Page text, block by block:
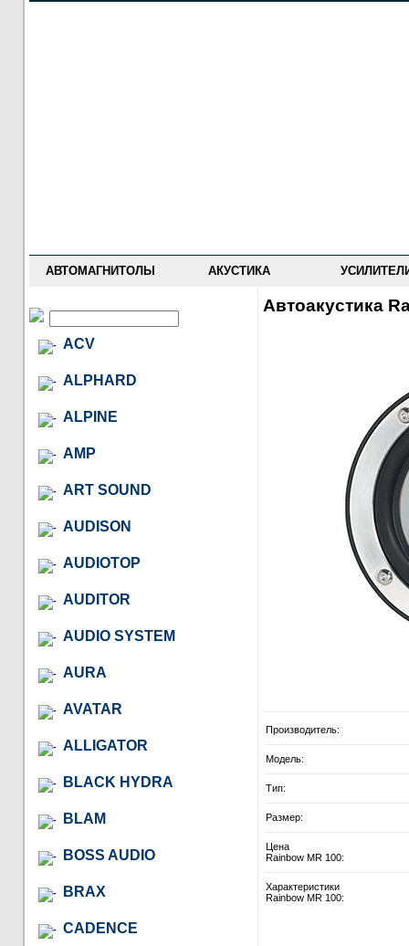
АВТОМАГНИТОЛЫ АКУСТИКА
ACV
ALPHARD
ALPINE
AMP
ART SOUND
AUDISON
AUDIOTOP
AUDITOR
AUDIO SYSTEM
AURA
AVATAR
ALLIGATOR
BLACK HYDRA
BLAM
BOSS AUDIO
BRAX
CADENCE
Автоакустика
Производитель:
Модель:
Тип:
Размер:
Цена
Rainbow MR 100:
Характеристики
Rainbow MR 100: